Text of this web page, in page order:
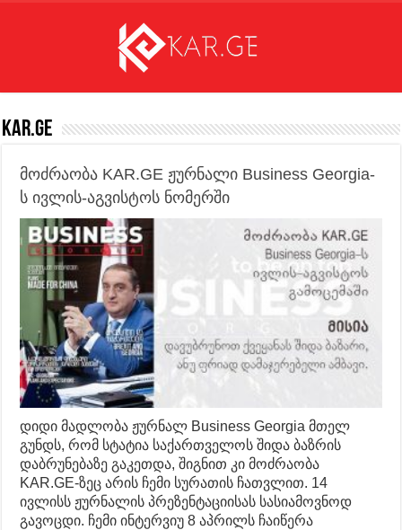
KAR.GE
მოძრაობა KAR.GE ჟურნალი Business Georgia-
ს ივლის-აგვისტოს ნომერში
დიდი მადლობა ჟურნალ Business Georgia მთელ
გუნდს, რომ სტატია საქართველოს შიდა ბაზრის
დაბრუნებაზე გაკეთდა, შიგნით კი მოძრაობა
KAR.GE-ზეც არის ჩემი სურათის ჩათვლით. 14
ივლისს ჟურნალის პრეზენტაციისას სასიამოვნოდ
გავოცდი. ჩემი ინტერვიუ 8 აპრილს ჩაიწერა